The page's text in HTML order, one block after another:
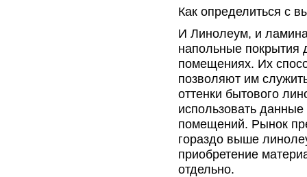
Как определиться с
И Линолеум, и
напольные покрытия
помещениях. Их
позволяют им
оттенки бытового
использовать
помещений. Рынок
гораздо выше
приобретение
отдельно.